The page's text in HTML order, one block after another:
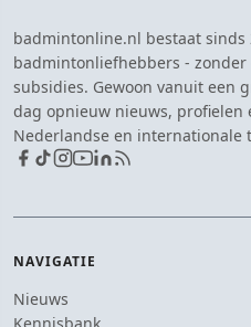
badmintonline.nl bestaat
badmintonliefhebbers -
subsidies. Gewoon vanuit een
dag opnieuw nieuws,
Nederlandse en internationale
NAVIGATIE
Nieuws
Kennisbank